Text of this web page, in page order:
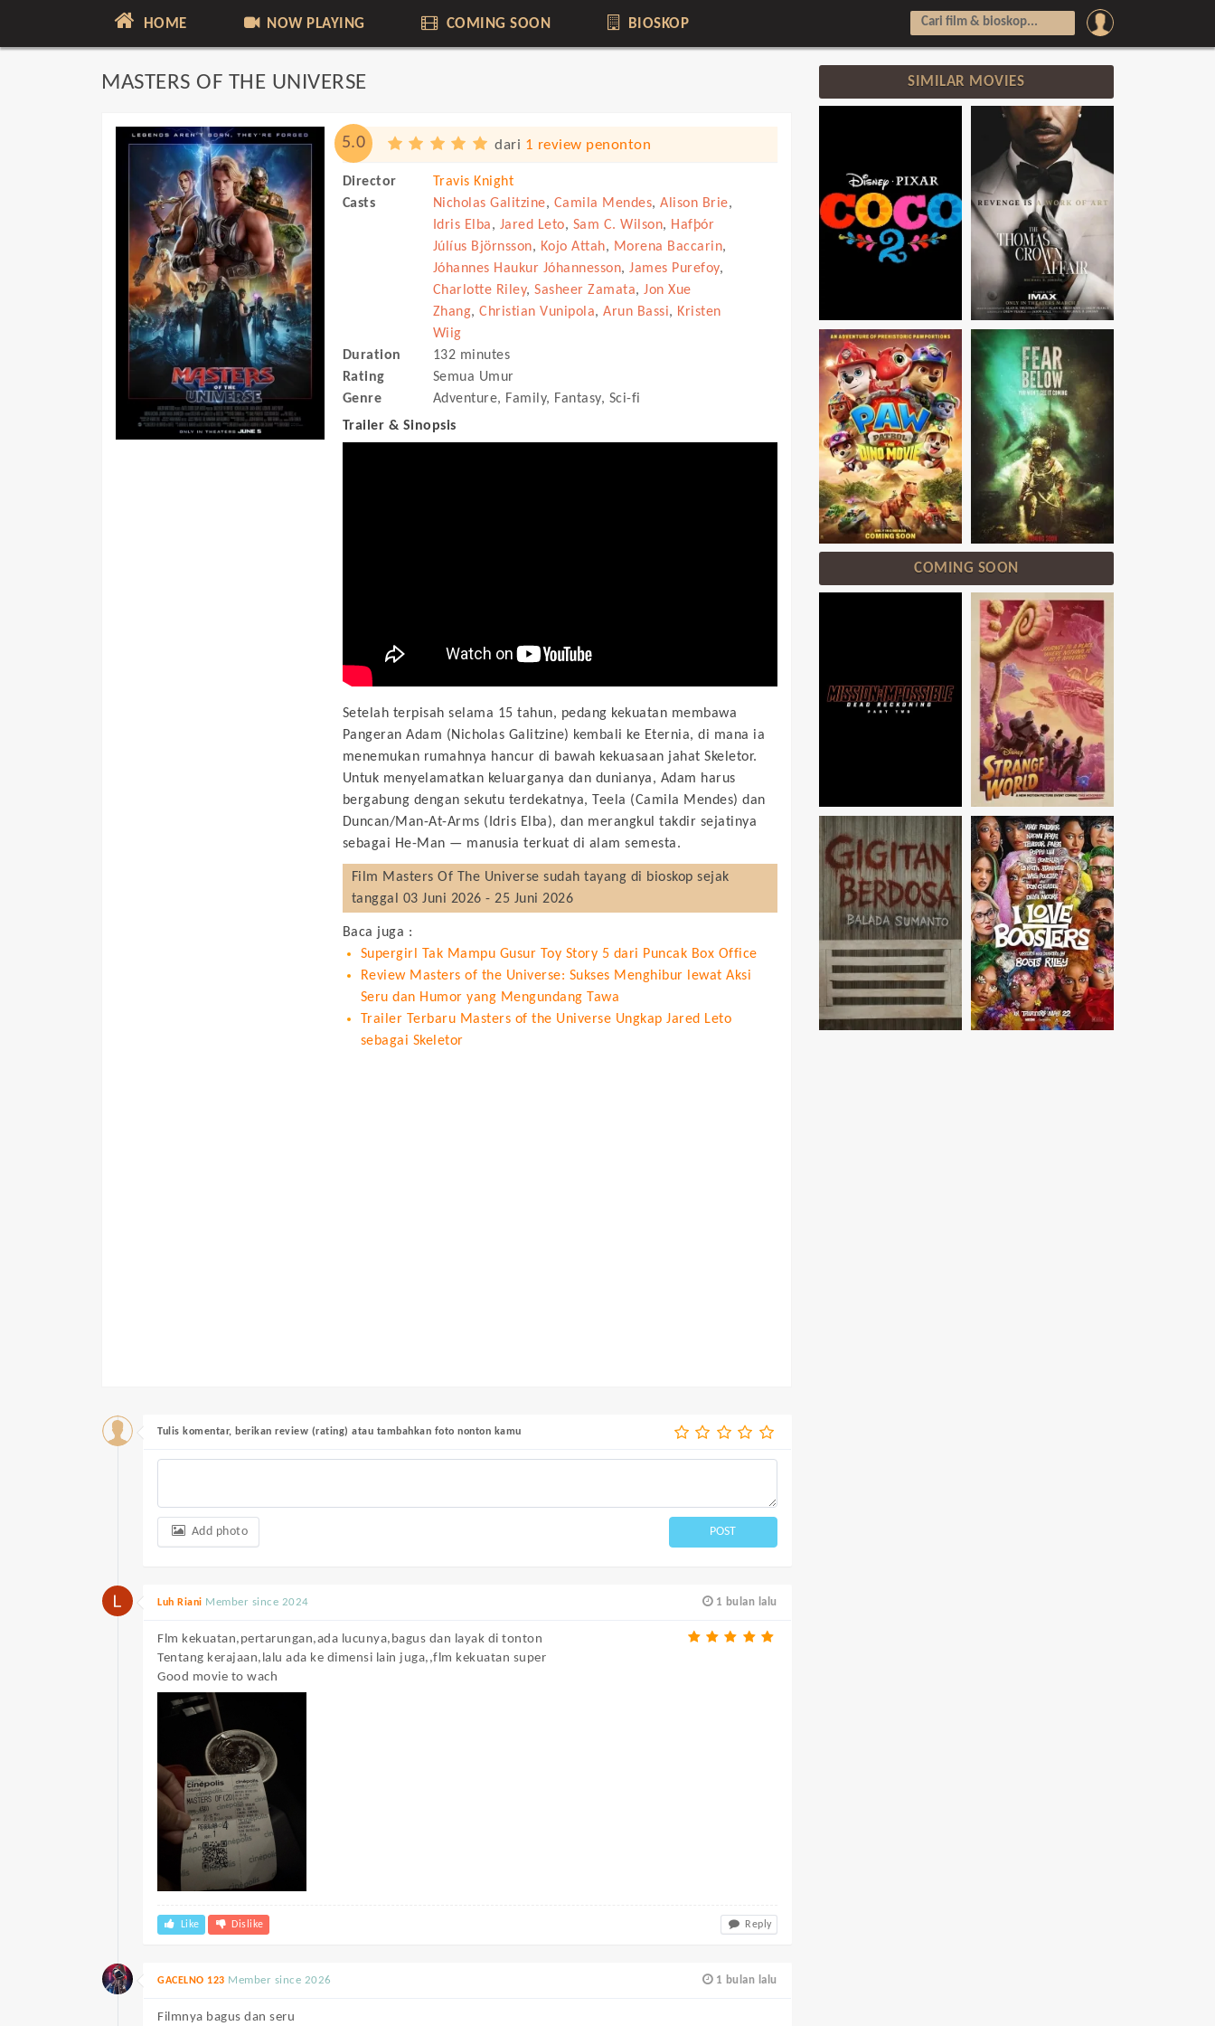
HOME NOW PLAYING COMING SOON BIOSKOP
MASTERS OF THE UNIVERSE
5.0 dari 1 review penonton
Director
Travis Knight
Casts
Nicholas Galitzine, Camila Mendes, Alison Brie,
Idris Elba, Jared Leto, Sam C. Wilson, Hafþór
Júlíus Björnsson, Kojo Attah, Morena Baccarin,
Jóhannes Haukur Jóhannesson, James Purefoy,
Charlotte Riley, Sasheer Zamata, Jon Xue
Zhang, Christian Vunipola, Arun Bassi, Kristen
Wiig
Duration
132 minutes
Rating
Semua Umur
Genre
Adventure, Family, Fantasy, Sci-fi
Trailer & Sinopsis
Setelah terpisah selama 15 tahun, pedang kekuatan membawa
Pangeran Adam (Nicholas Galitzine) kembali ke Eternia, di mana ia
menemukan rumahnya hancur di bawah kekuasaan jahat Skeletor.
Untuk menyelamatkan keluarganya dan dunianya, Adam harus
bergabung dengan sekutu terdekatnya, Teela (Camila Mendes) dan
Duncan/Man-At-Arms (Idris Elba), dan merangkul takdir sejatinya
sebagai He-Man — manusia terkuat di alam semesta.
Film Masters Of The Universe sudah tayang di bioskop sejak
tanggal 03 Juni 2026 - 25 Juni 2026
Baca juga :
Supergirl Tak Mampu Gusur Toy Story 5 dari Puncak Box Office
Review Masters of the Universe: Sukses Menghibur lewat Aksi
Seru dan Humor yang Mengundang Tawa
Trailer Terbaru Masters of the Universe Ungkap Jared Leto
sebagai Skeletor
Tulis komentar, berikan review (rating) atau tambahkan foto nonton kamu
Add photo POST
1 bulan lalu
Luh Riani Member since 2024
Flm kekuatan,pertarungan,ada lucunya,bagus dan layak di tonton
Tentang kerajaan,lalu ada ke dimensi lain juga,,flm kekuatan super
Good movie to wach
Like Dislike Reply
1 bulan lalu
GACELNO 123 Member since 2026
Filmnya bagus dan seru
SIMILAR MOVIES
COMING SOON